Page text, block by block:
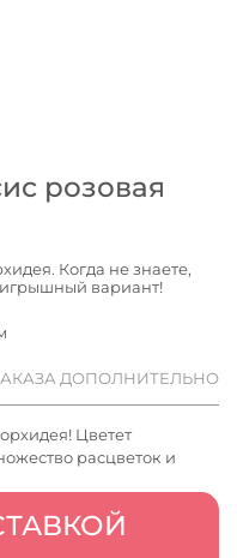
розовая
Когда не знаете,
вариант!
ДОПОЛНИТЕЛЬНО
Цветет
расцветок и